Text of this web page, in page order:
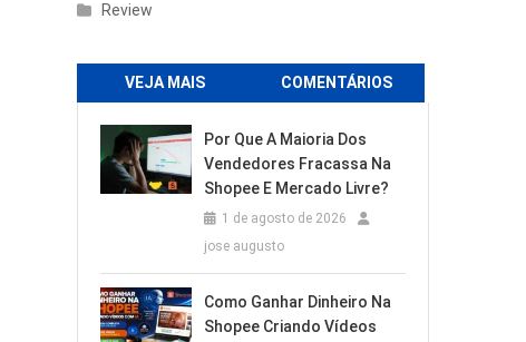
Review
VEJA MAIS COMENTÁRIOS
Por Que A Maioria Dos
Vendedores Fracassa Na
Shopee E Mercado Livre?
1 de agosto de 2026
jose augusto
Como Ganhar Dinheiro Na
Shopee Criando Vídeos